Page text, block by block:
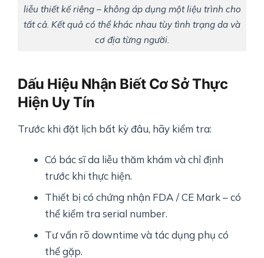
liễu thiết kế riêng – không áp dụng một liệu trình cho
tất cả. Kết quả có thể khác nhau tùy tình trạng da và
cơ địa từng người.
Dấu Hiệu Nhận Biết Cơ Sở Thực
Hiện Uy Tín
Trước khi đặt lịch bất kỳ đâu, hãy kiểm tra:
Có bác sĩ da liễu thăm khám và chỉ định
trước khi thực hiện.
Thiết bị có chứng nhận FDA / CE Mark – có
thể kiểm tra serial number.
Tư vấn rõ downtime và tác dụng phụ có
thể gặp.